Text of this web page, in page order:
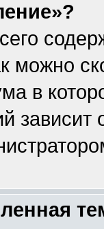
можно
в
зависит